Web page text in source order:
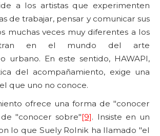
a los artistas que experimenten
de trabajar, pensar y comunicar sus
muchas veces muy diferentes a los
en el mundo del arte
urbano. En este sentido, HAWAPI,
del acompañamiento, exige una
que uno no conoce.
ofrece una forma de "conocer
"conocer sobre"[9]. Insiste en un
lo que Suely Rolnik ha llamado "el